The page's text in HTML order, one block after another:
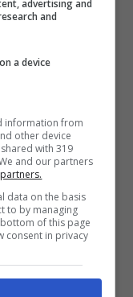
per
Cinque
il Lago di
cerca di
. In queste
passeggiate
l’ambiente
advertising and
and
a device
information from
other device
with 319
and our partners
data on the basis
to by managing
of this page
consent in privacy